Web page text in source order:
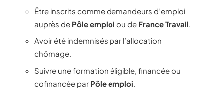
Être inscrits comme demandeurs d’emploi
auprès de Pôle emploi ou de France Travail
Avoir été indemnisés par l’allocation
chômage.
Suivre une formation éligible, financée ou
cofinancée par Pôle emploi